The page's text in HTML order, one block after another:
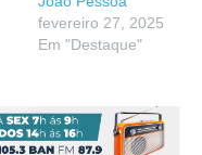
fevereiro 27, 2025
Em "Destaque"